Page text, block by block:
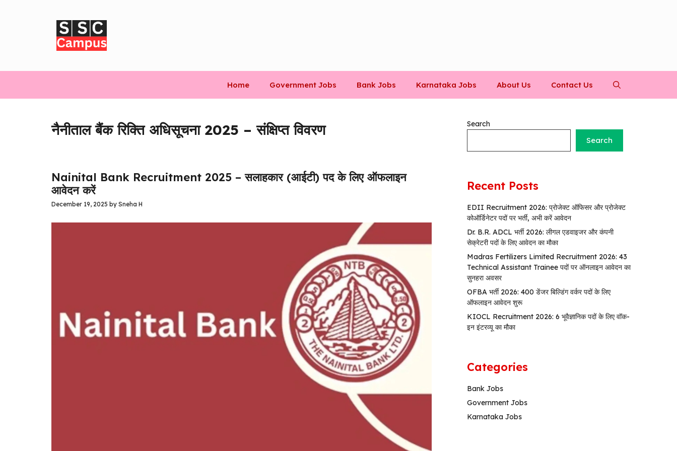
Home Government Jobs Bank Jobs Karnataka Jobs About Us Contact Us
नैनीताल बैंक रिक्ति अधिसूचना 2025 – संक्षिप्त विवरण
Nainital Bank Recruitment 2025 – सलाहकार (आईटी) पद के लिए ऑफलाइन
आवेदन करें
December 19, 2025 by Sneha H
Search
Search
Recent Posts
EDII Recruitment 2026: प्रोजेक्ट ऑफिसर और प्रोजेक्ट
कोऑर्डिनेटर पदों पर भर्ती, अभी करें आवेदन
Dr. B.R. ADCL भर्ती 2026: लीगल एडवाइजर और कंपनी
सेक्रेटरी पदों के लिए आवेदन का मौका
Madras Fertilizers Limited Recruitment 2026: 43
Technical Assistant Trainee पदों पर ऑनलाइन आवेदन का
सुनहरा अवसर
OFBA भर्ती 2026: 400 डेंजर बिल्डिंग वर्कर पदों के लिए
ऑफलाइन आवेदन शुरू
KIOCL Recruitment 2026: 6 भूवैज्ञानिक पदों के लिए वॉक-
इन इंटरव्यू का मौका
Categories
Bank Jobs
Government Jobs
Karnataka Jobs